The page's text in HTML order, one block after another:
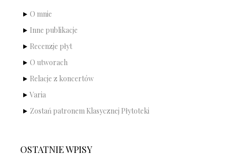
O mnie
Inne publikacje
Recenzje płyt
O utworach
Relacje z koncertów
Varia
Zostań patronem Klasycznej Płytoteki
OSTATNIE WPISY